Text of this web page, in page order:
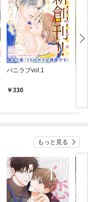
バニラブvol.1
330
偽
もっと見る